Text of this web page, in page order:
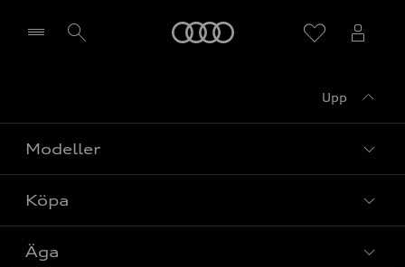
Upp
Modeller
Alla modeller
Elbilar
Köpa
Privaterbjudanden
Äga